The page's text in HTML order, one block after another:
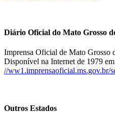
Diário Oficial do Mato Grosso
Imprensa Oficial de Mato Grosso
Disponível na Internet de 1979
//ww1.imprensaoficial.ms.gov.br/
Outros Estados